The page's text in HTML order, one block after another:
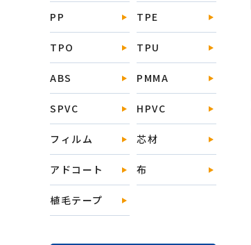
PP TPE
TPO TPU
ABS PMMA
SPVC HPVC
フィルム 芯材
アドコート 布
植毛テープ